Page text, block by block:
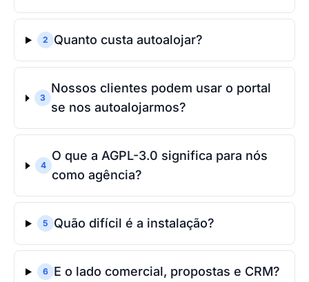
2 Quanto custa autoalojar?
3
Nossos clientes podem usar o portal
se nos autoalojarmos?
4
O que a AGPL-3.0 significa para nós
como agência?
5 Quão difícil é a instalação?
6 E o lado comercial, propostas e CRM?